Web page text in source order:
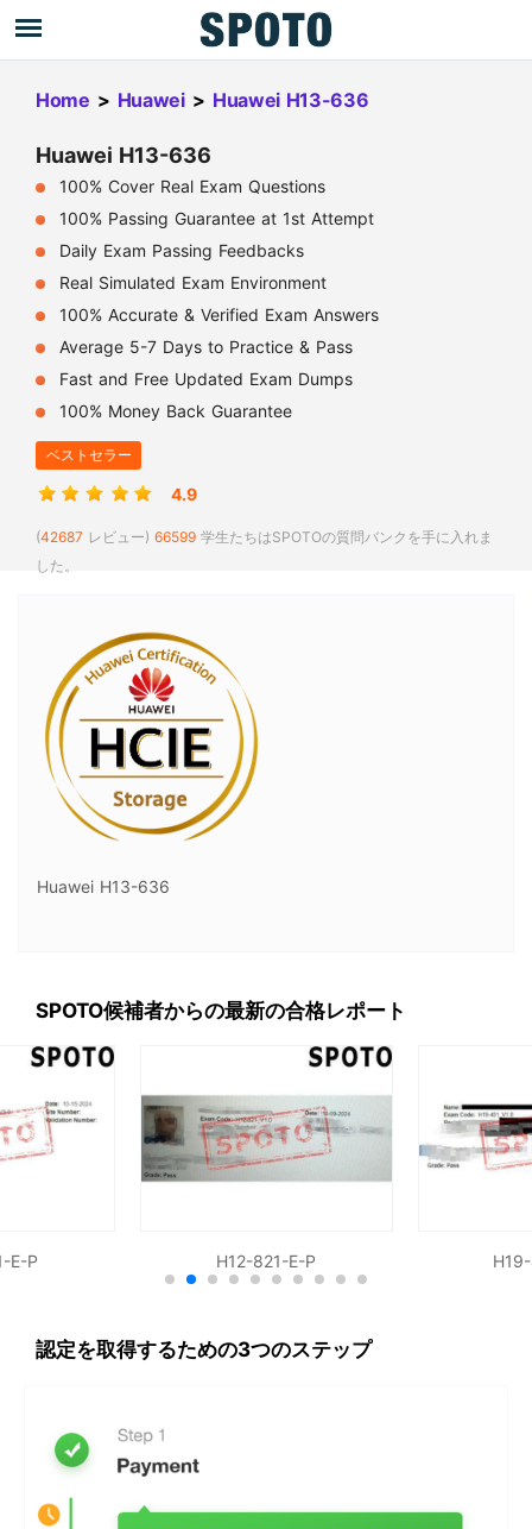
Home > Huawei > Huawei H13-636
Huawei H13-636
100% Cover Real Exam Questions
100% Passing Guarantee at 1st Attempt
Daily Exam Passing Feedbacks
Real Simulated Exam Environment
100% Accurate & Verified Exam Answers
Average 5-7 Days to Practice & Pass
Fast and Free Updated Exam Dumps
100% Money Back Guarantee
ベストセラー
4.9
(42687 レビュー) 66599 学生たちはSPOTOの質問バンクを手に入れま
した。
Huawei H13-636
SPOTO候補者からの最新の合格レポート
E-P H12-821-E-P
認定を取得するための3つのステップ